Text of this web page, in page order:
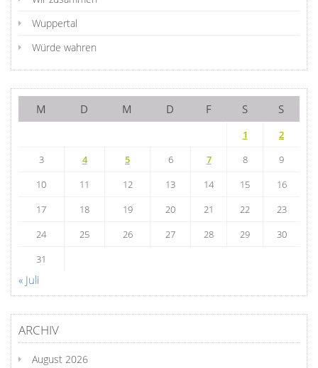
Wuppertal
Würde wahren
M D M D F S S
1
2
3
4 5 6 7 8
9
10
11 12 13 14 15
16
17
18 19 20 21 22
23
24
25 26 27 28 29
30
31
« Juli
ARCHIV
August 2026